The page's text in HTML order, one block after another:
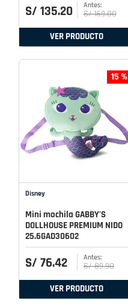
S/ 135.20 S/ 169.00
VER PRODUCTO
15 %
Disney
Mini mochila GABBY'S
DOLLHOUSE PREMIUM NIDO
25.6GAD30602
S/ 76.42 S/ 89.90
VER PRODUCTO